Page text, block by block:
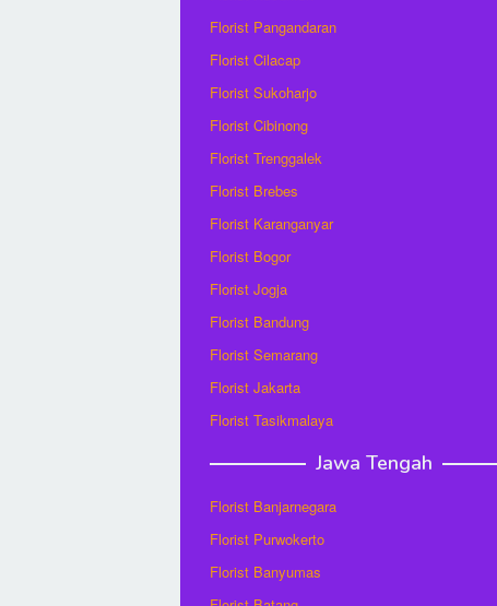
Florist Pangandaran
Florist Cilacap
Florist Sukoharjo
Florist Cibinong
Florist Trenggalek
Florist Brebes
Florist Karanganyar
Florist Bogor
Florist Jogja
Florist Bandung
Florist Semarang
Florist Jakarta
Florist Tasikmalaya
Jawa Tengah
Florist Banjarnegara
Florist Purwokerto
Florist Banyumas